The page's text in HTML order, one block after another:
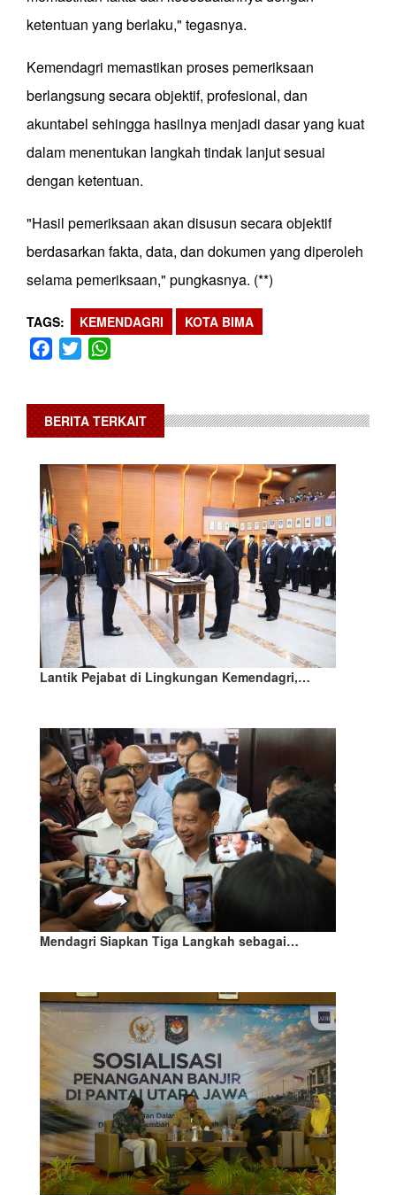
ketentuan yang berlaku," tegasnya.
Kemendagri memastikan proses pemeriksaan
berlangsung secara objektif, profesional, dan
akuntabel sehingga hasilnya menjadi dasar yang kuat
dalam menentukan langkah tindak lanjut sesuai
dengan ketentuan.
"Hasil pemeriksaan akan disusun secara objektif
berdasarkan fakta, data, dan dokumen yang diperoleh
selama pemeriksaan," pungkasnya. (**)
TAGS KEMENDAGRI KOTA BIMA
Facebook
Twitter
BERITA TERKAIT
Lantik Pejabat di Lingkungan Kemendagri,…
Mendagri Siapkan Tiga Langkah sebagai…